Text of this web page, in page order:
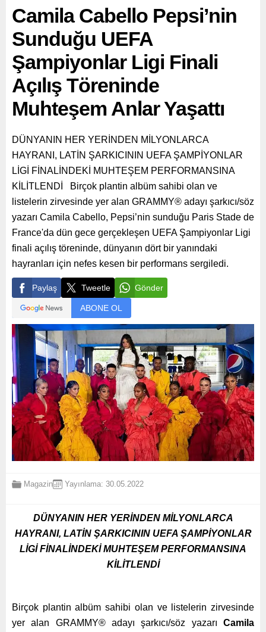
Camila Cabello Pepsi’nin
Sunduğu UEFA
Şampiyonlar Ligi Finali
Açılış Töreninde
Muhteşem Anlar Yaşattı
DÜNYANIN HER YERİNDEN MİLYONLARCA
HAYRANI, LATİN ŞARKICININ UEFA ŞAMPİYONLAR
LİGİ FİNALİNDEKİ MUHTEŞEM PERFORMANSINA
KİLİTLENDİ Birçok plantin albüm sahibi olan ve
listelerin zirvesinde yer alan GRAMMY® adayı şarkıcı/söz
yazarı Camila Cabello, Pepsi’nin sunduğu Paris Stade de
France'da dün gece gerçekleşen UEFA Şampiyonlar Ligi
finali açılış töreninde, dünyanın dört bir yanındaki
hayranları için nefes kesen bir performans sergiledi.
Paylaş Tweetle Gönder
ABONE OL
Magazin Yayınlama: 30.05.2022
DÜNYANIN HER YERİNDEN MİLYONLARCA
HAYRANI, LATİN ŞARKICININ UEFA ŞAMPİYONLAR
LİGİ FİNALİNDEKİ MUHTEŞEM PERFORMANSINA
KİLİTLENDİ
Birçok plantin albüm sahibi olan ve listelerin zirvesinde
yer alan GRAMMY® adayı şarkıcı/söz yazarı Camila